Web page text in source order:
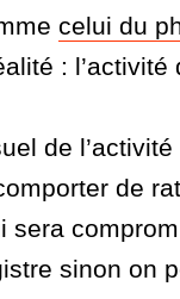
celui du
: l’activité
de
de
sera
sinon on